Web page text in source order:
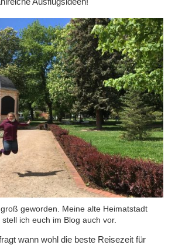
geworden. Meine alte Heimatstadt
ich euch im Blog auch vor.
wann wohl die beste Reisezeit für